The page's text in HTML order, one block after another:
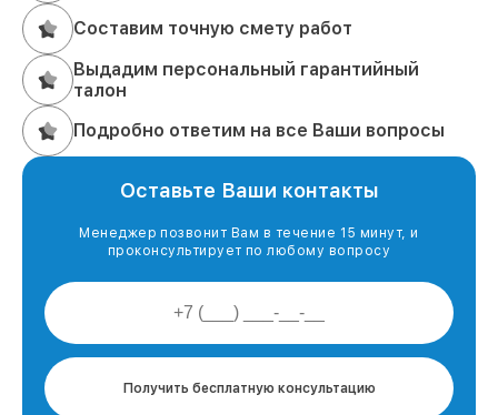
Составим точную смету работ
Выдадим персональный гарантийный
талон
Подробно ответим на все Ваши вопросы
Оставьте Ваши контакты
Менеджер позвонит Вам в течение 15 минут, и
проконсультирует по любому вопросу
Получить бесплатную консультацию